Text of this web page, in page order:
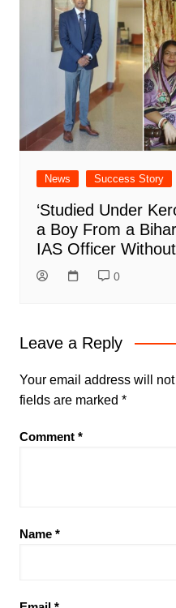
News Success Story
‘Studied Under
a Boy From a
IAS Officer
0
Leave a Reply
Your email address will
fields are marked *
Comment *
Name *